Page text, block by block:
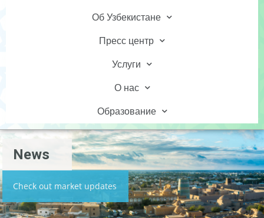
Об Узбекистане
Пресс центр
Услуги
О нас
Образование
News
Check out market updates